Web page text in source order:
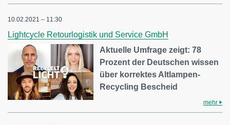
10.02.2021 – 11:30
Lightcycle Retourlogistik und Service GmbH
Aktuelle Umfrage zeigt: 78
Prozent der Deutschen wissen
über korrektes Altlampen-
Recycling Bescheid
mehr